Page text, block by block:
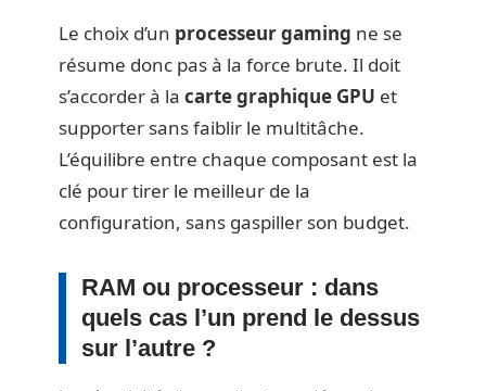
Le choix d’un processeur gaming ne se
résume donc pas à la force brute. Il doit
s’accorder à la carte graphique GPU et
supporter sans faiblir le multitâche.
L’équilibre entre chaque composant est la
clé pour tirer le meilleur de la
configuration, sans gaspiller son budget.
RAM ou processeur : dans
quels cas l’un prend le dessus
sur l’autre ?